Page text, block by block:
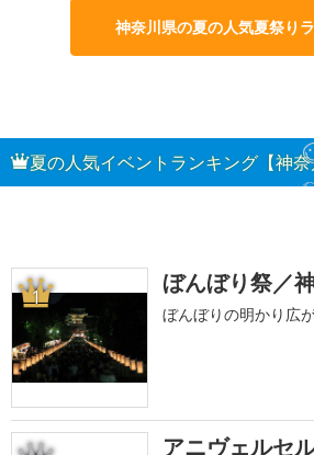
神奈川県の夏の人気夏祭り
夏の人気イベントランキング【神奈
1 ぼんぼり祭／
ぼんぼりの明かり広
アニヴェルセ